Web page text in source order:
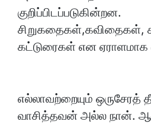
குறிப்பிடப்படுகின்றன.
சிறுகதைகள்,கவிதைகள்,
கட்டுரைகள் என ஏராளமாக
எல்லாவற்றையும் ஒருசேரத்
வாசித்தவன் அல்ல நான்.